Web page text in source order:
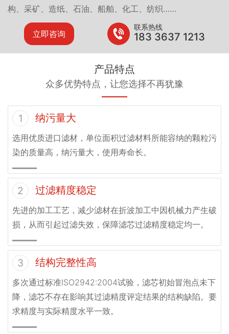
构、采矿、造纸、石油、船舶、化工、纺织……
立即咨询
联系热线
183 3637 1213
产品特点
众多优势特点，让您选择不再犹豫
1 纳污量大
选用优质进口滤材，单位面积过滤材料所能容纳的颗粒污
染的质量高，纳污量大，使用寿命长。
2 过滤精度稳定
先进的加工工艺，减少滤材在折波加工中因机械力产生破
损，从而引起过滤失效，保障滤芯过滤精度稳定均一。
3 结构完整性高
多次通过标准ISO2942:2004试验，滤芯初始冒泡点未下
降，滤芯不存在影响其过滤精度评定结果的结构缺陷。要
求精度与实际精度水平一致。